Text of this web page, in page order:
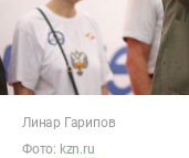
Линар Гарипов
Фото: kzn.ru